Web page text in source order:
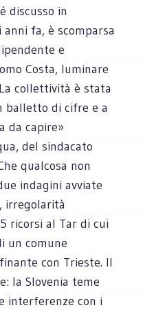
discusso in
anni fa, è scomparsa
e
Costa, luminare
collettività è stata
balletto di cifre e a
da capire»
del sindacato
qualcosa non
indagini avviate
irregolarità
ricorsi al Tar di cui
un comune
con Trieste. Il
la Slovenia teme
interferenze con i